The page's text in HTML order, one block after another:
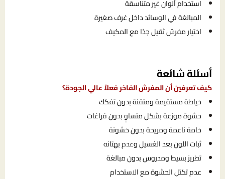
استخدام ألوان غير متناسقة
المبالغة في الوسائد داخل غرف صغيرة
اختيار مفرش ثقيل جدًا مع المكيف
أسئلة شائعة
كيف تعرفين أن المفرش الفاخر فعلاً عالي الجودة؟
خياطة مستقيمة ومتقنة بدون تفكك
حشوة موزعة بشكل متساوٍ بدون فراغات
خامة ناعمة ومريحة بدون خشونة
ثبات اللون بعد الغسيل وعدم بهتانه
تطريز بسيط ومدروس بدون مبالغة
عدم تكتل الحشوة مع الاستخدام